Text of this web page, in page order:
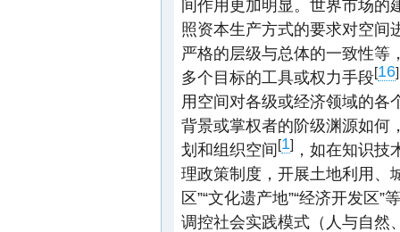
间作用更加明显。世界市场
照资本生产方式的要求对空间
严格的层级与总体的一致性等
多个目标的工具或权力手段[16]
用空间对各级或经济领域的各
背景或掌权者的阶级渊源如何
划和组织空间[1] ，如在知识
理政策制度，开展土地利用、
区”“文化遗产地”“经济开发区
调控社会实践模式（人与自然